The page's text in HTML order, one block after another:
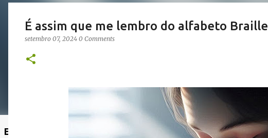
Encontre um professor
É assim que me lembro do alfabeto Braille
setembro 07, 2024 0 Comments